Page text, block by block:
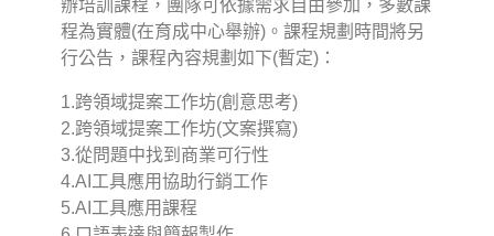
辦培訓課程，團隊可依據需求自由參加，多數課
程為實體(在育成中心舉辦)。課程規劃時間將另
行公告，課程內容規劃如下(暫定)：
1.跨領域提案工作坊(創意思考)
2.跨領域提案工作坊(文案撰寫)
3.從問題中找到商業可行性
4.AI工具應用協助行銷工作
5.AI工具應用課程